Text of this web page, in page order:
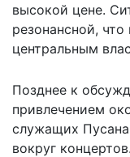
высокой цене.
резонансной, что
центральным
Позднее к
привлечением
служащих
вокруг